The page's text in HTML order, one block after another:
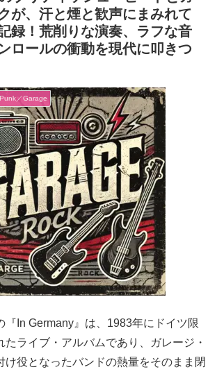
が、汗と煙と歓声にまみれて
録！荒削りな演奏、ラフな音
ロールの衝動を現代に叩きつ
／Garage
『In Germany』は、1983年にドイツ限
たライブ・アルバムであり、ガレージ・
け役となったバンドの熱量をそのまま閉